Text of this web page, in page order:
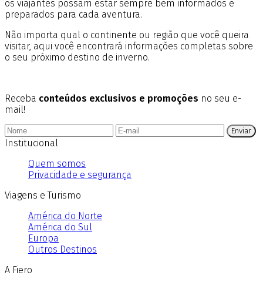
os viajantes possam estar sempre bem informados e
preparados para cada aventura.
Não importa qual o continente ou região que você queira
visitar, aqui você encontrará informações completas sobre
o seu próximo destino de inverno.
Receba conteúdos exclusivos e promoções no seu e-
mail!
Enviar
Institucional
Quem somos
Privacidade e segurança
Viagens e Turismo
América do Norte
América do Sul
Europa
Outros Destinos
A Fiero